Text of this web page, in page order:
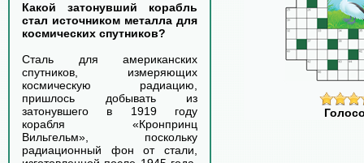
Какой затонувший корабль
стал источником металла для
космических спутников?
Сталь для американских
спутников, измеряющих
космическую радиацию,
пришлось добывать из
затонувшего в 1919 году
корабля «Кронпринц
Вильгельм», поскольку
радиационный фон от стали,